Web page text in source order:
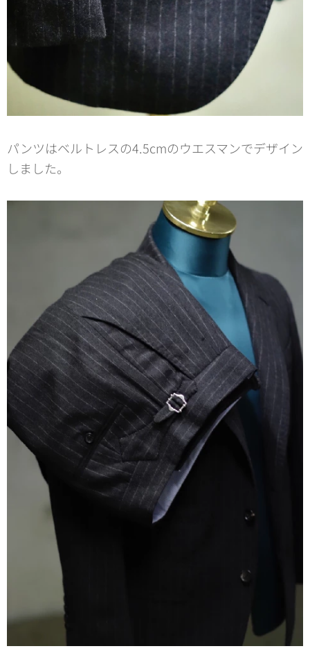
パンツはベルトレスの4.5cmのウエスマンでデザイン
しました。